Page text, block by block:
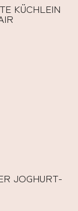
KÜCHLEIN
JOGHURT-S